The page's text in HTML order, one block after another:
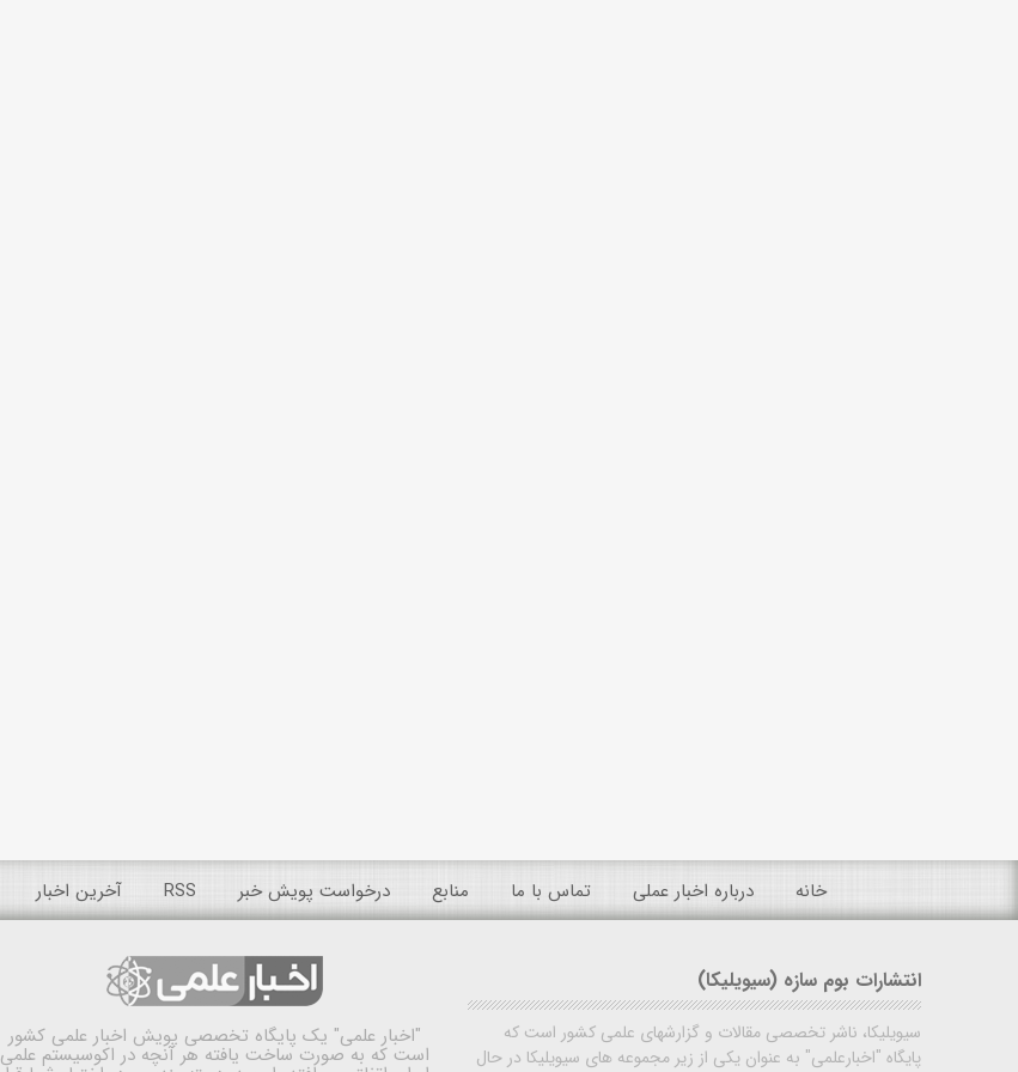
خانه درباره اخبار عملی تماس با ما منابع درخواست پویش خبر RSS آخرین اخبار
انتشارات بوم سازه (سیویلیکا)
سیویلیکا، ناشر تخصصی مقالات و گزارشهای علمی کشور است که
پایگاه "اخبارعلمی" به عنوان یکی از زیر مجموعه های سیویلیکا در حال
"اخبار علمی" یک پایگاه تخصصی پویش اخبار علمی کشور
است که به صورت ساخت یافته هر آنچه در اکوسیستم علمی